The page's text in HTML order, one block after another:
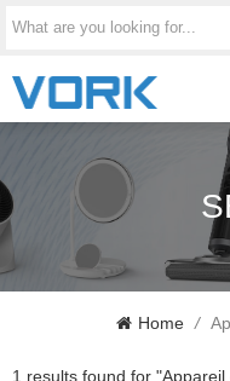
Home /
1 results found for